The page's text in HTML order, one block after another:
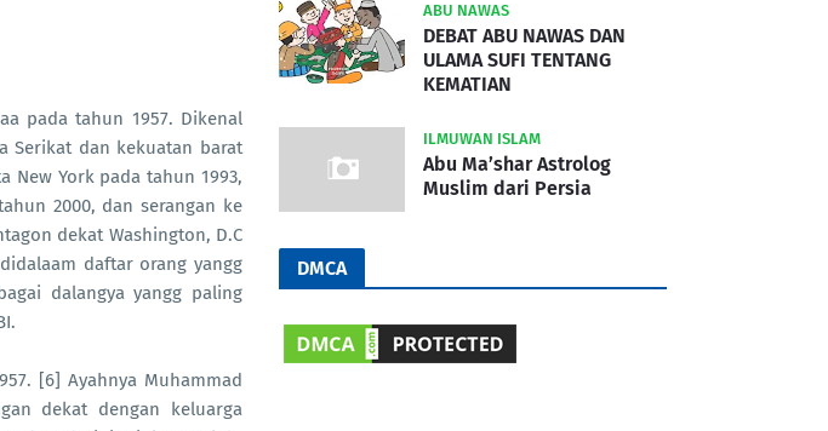
pada tahun 1957. Dikenal
Serikat dan kekuatan barat
New York pada tahun 1993,
2000, dan serangan ke
dekat Washington, D.C
daftar orang yangg
dalangya yangg paling
[6] Ayahnya Muhammad
dekat dengan keluarga
ABU NAWAS
DEBAT ABU NAWAS DAN
ULAMA SUFI TENTANG
KEMATIAN
ILMUWAN ISLAM
Abu Ma’shar Astrolog
Muslim dari Persia
DMCA